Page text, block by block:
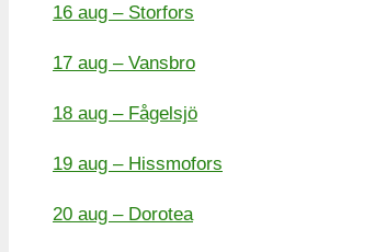
16 aug – Storfors
17 aug – Vansbro
18 aug – Fågelsjö
19 aug – Hissmofors
20 aug – Dorotea